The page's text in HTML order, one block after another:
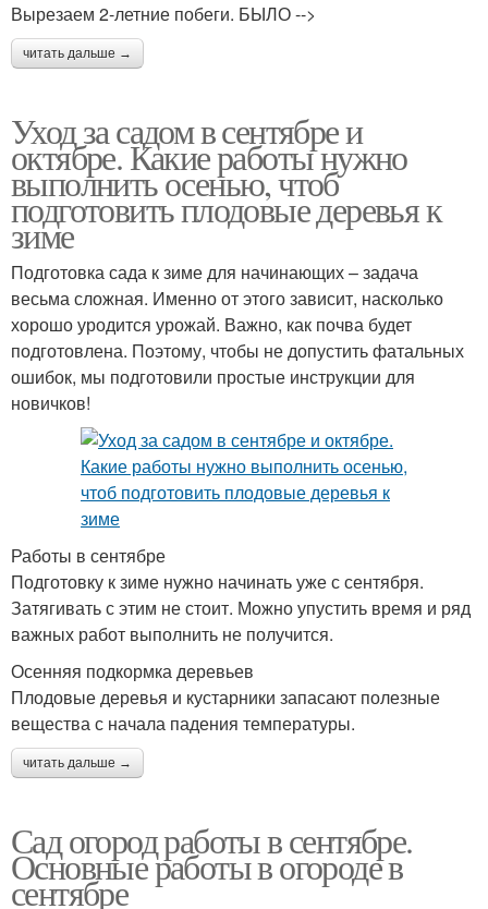
Вырезаем 2-летние побеги. БЫЛО -->
читать дальше →
Уход за садом в сентябре и
октябре. Какие работы нужно
выполнить осенью, чтоб
подготовить плодовые деревья к
зиме
Подготовка сада к зиме для начинающих – задача
весьма сложная. Именно от этого зависит, насколько
хорошо уродится урожай. Важно, как почва будет
подготовлена. Поэтому, чтобы не допустить фатальных
ошибок, мы подготовили простые инструкции для
новичков!
Работы в сентябре
Подготовку к зиме нужно начинать уже с сентября.
Затягивать с этим не стоит. Можно упустить время и ряд
важных работ выполнить не получится.
Осенняя подкормка деревьев
Плодовые деревья и кустарники запасают полезные
вещества с начала падения температуры.
читать дальше →
Сад огород работы в сентябре.
Основные работы в огороде в
сентябре